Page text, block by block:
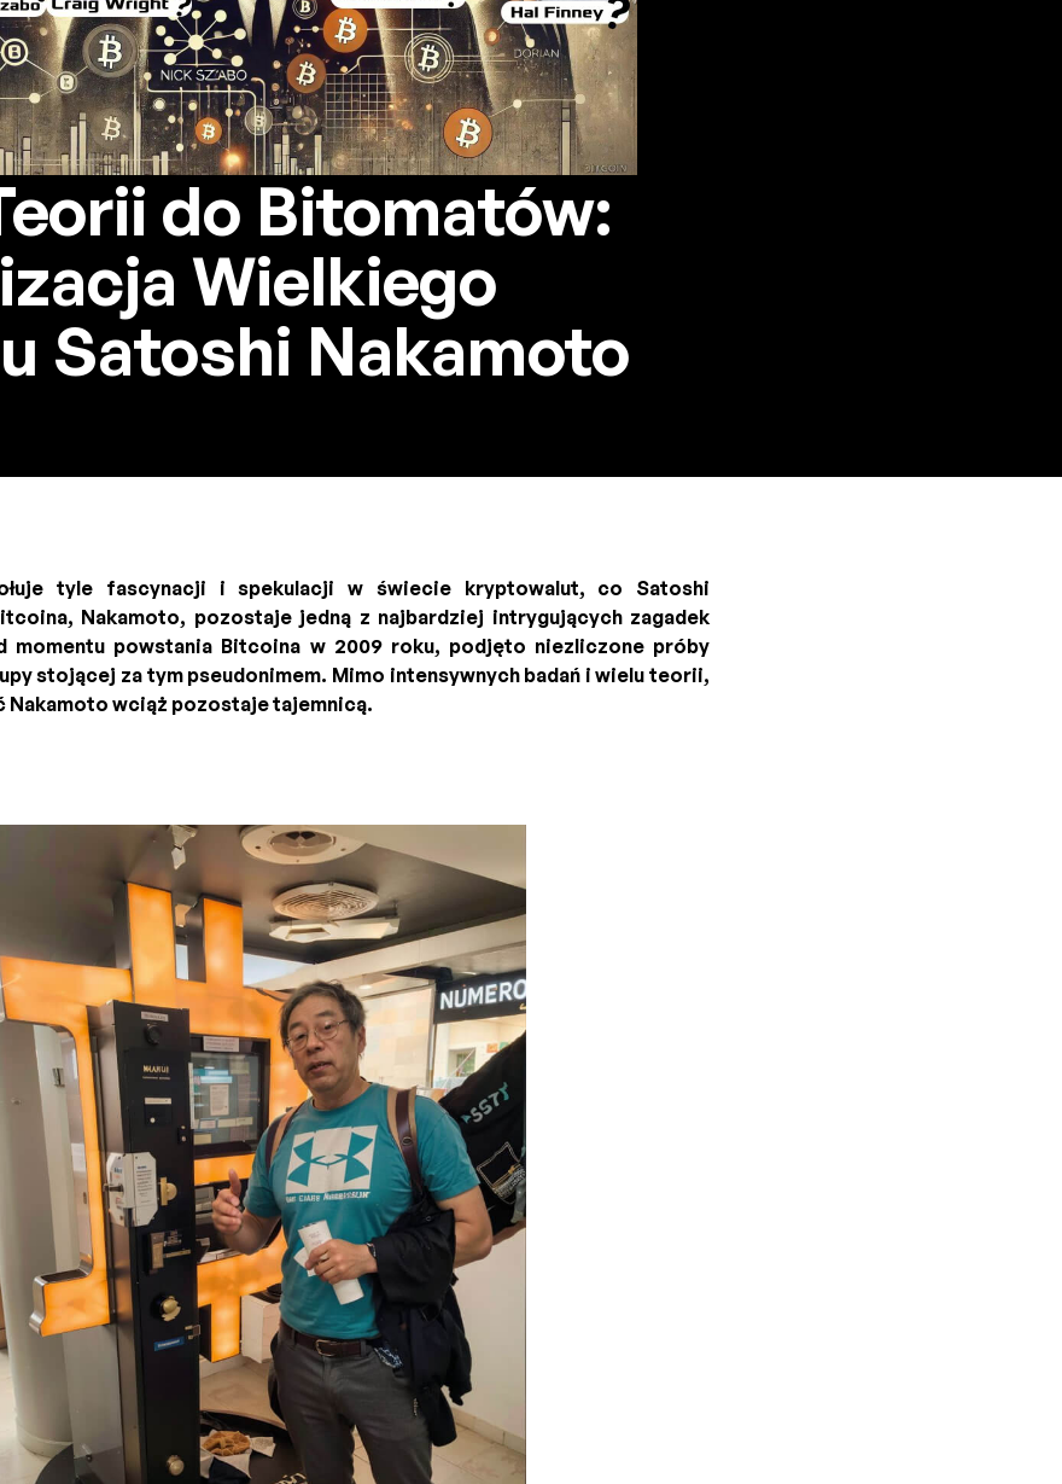
do Bitomatów:
Wielkiego
Satoshi Nakamoto
tyle fascynacji i spekulacji w świecie kryptowalut, co Satoshi
Nakamoto, pozostaje jedną z najbardziej intrygujących zagadek
momentu powstania Bitcoina w 2009 roku, podjęto niezliczone próby
stojącej za tym pseudonimem. Mimo intensywnych badań i wielu teorii,
Nakamoto wciąż pozostaje tajemnicą.